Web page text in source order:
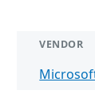
VENDOR